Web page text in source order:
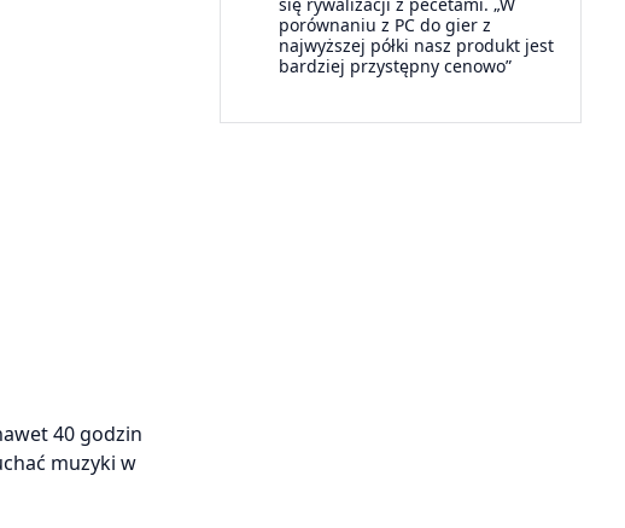
40 godzin
muzyki w
porównaniu z PC do gier z
najwyższej półki nasz produkt jest
bardziej przystępny cenowo”